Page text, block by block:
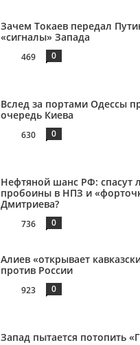
Зачем Токаев передал
«сигналы» Запада
469 0
Вслед за портами Одессы
очередь Киева
630 0
Нефтяной шанс РФ: спасут
пробоины в НПЗ и
Дмитриева?
736 0
Алиев «открывает
против России
923 0
Запад пытается потопить